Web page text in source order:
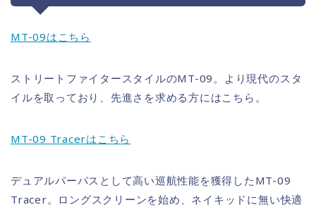
MT-09はこちら
ストリートファイタースタイルのMT-09。より現代のスタ
イルを取っており、先進さを求める方にはこちら。
MT-09 Tracerはこちら
デュアルパーパスとして高い巡航性能を獲得したMT-09
Tracer。ロングスクリーンを始め、ネイキッドに無い快適